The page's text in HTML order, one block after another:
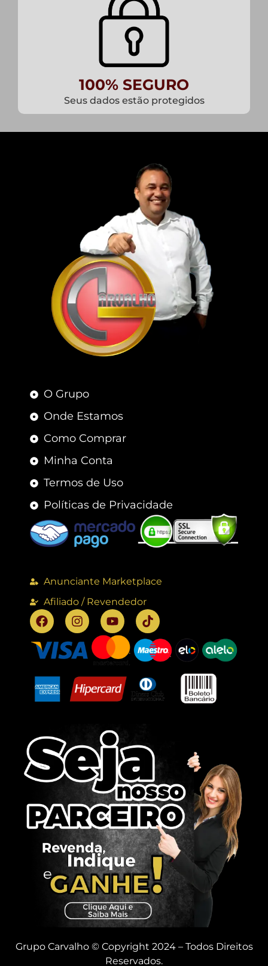
100% SEGURO
Seus dados estão protegidos
O Grupo
Onde Estamos
Como Comprar
Minha Conta
Termos de Uso
Políticas de Privacidade
Anunciante Marketplace
Afiliado / Revendedor
Grupo Carvalho © Copyright 2024 – Todos Direitos
Reservados.